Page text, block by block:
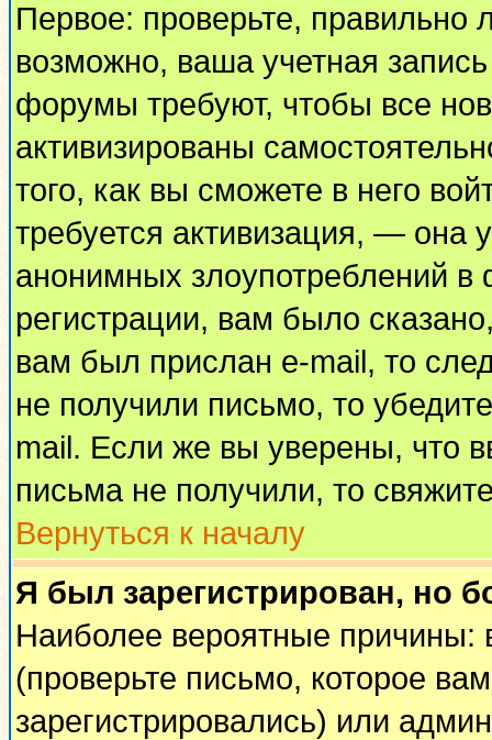
Первое: проверьте, правильно
возможно, ваша учетная
форумы требуют, чтобы все
активизированы
того, как вы сможете в него
требуется активизация, — она
анонимных злоупотреблений
регистрации, вам было
вам был прислан e-mail, то
не получили письмо, то
mail. Если же вы уверены, что
письма не получили, то
Вернуться к началу
Я был зарегистрирован, но
Наиболее вероятные причины:
(проверьте письмо, которое
зарегистрировались) или